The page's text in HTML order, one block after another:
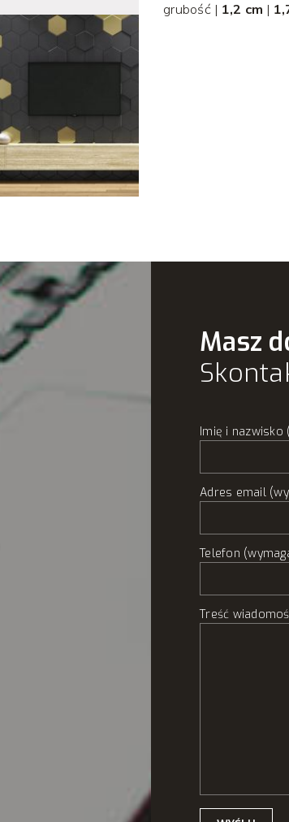
grubość | 1,2 cm |
Masz
Imię i nazwisko
Adres email
Telefon
Treść